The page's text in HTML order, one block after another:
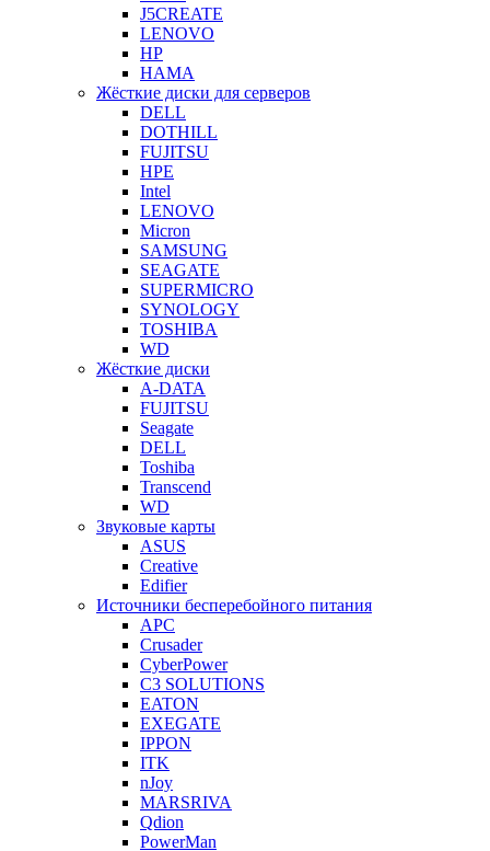
J5CREATE
LENOVO
HP
HAMA
Жёсткие диски для серверов
DELL
DOTHILL
FUJITSU
HPE
Intel
LENOVO
Micron
SAMSUNG
SEAGATE
SUPERMICRO
SYNOLOGY
TOSHIBA
WD
Жёсткие диски
A-DATA
FUJITSU
Seagate
DELL
Toshiba
Transcend
WD
Звуковые карты
ASUS
Creative
Edifier
Источники бесперебойного питания
APC
Crusader
CyberPower
C3 SOLUTIONS
EATON
EXEGATE
IPPON
ITK
nJoy
MARSRIVA
Qdion
PowerMan